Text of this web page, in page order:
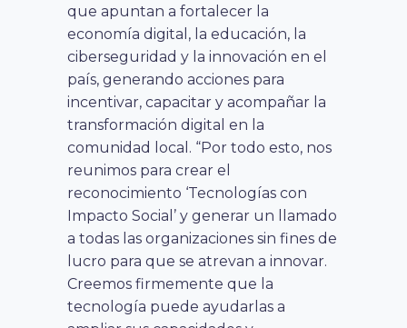
que apuntan a fortalecer la
economía digital, la educación, la
ciberseguridad y la innovación en el
país, generando acciones para
incentivar, capacitar y acompañar la
transformación digital en la
comunidad local. “Por todo esto, nos
reunimos para crear el
reconocimiento ‘Tecnologías con
Impacto Social’ y generar un llamado
a todas las organizaciones sin fines de
lucro para que se atrevan a innovar.
Creemos firmemente que la
tecnología puede ayudarlas a